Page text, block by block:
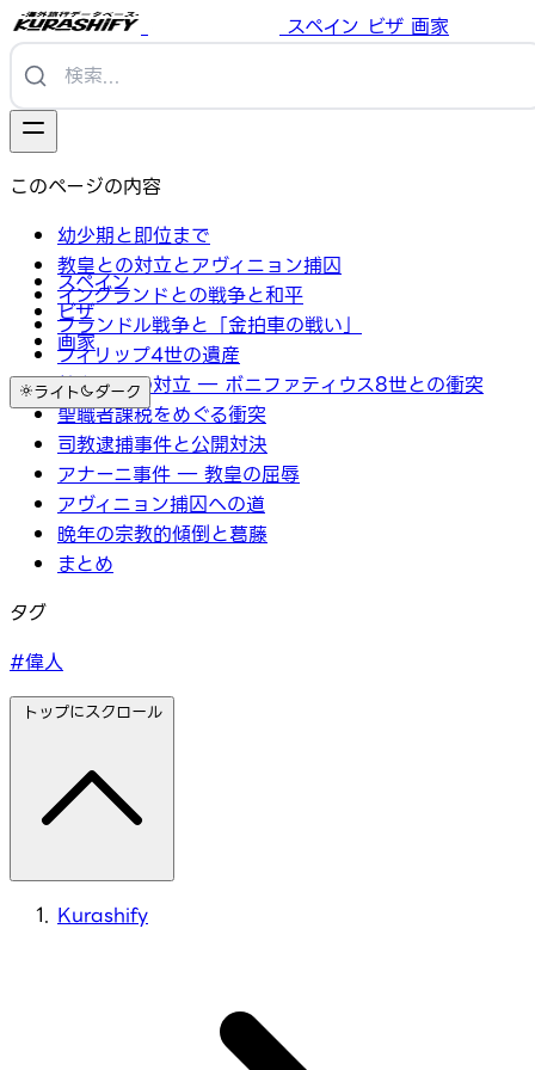
スペイン ビザ 画家
スペイン
ビザ
画家
ライト ダーク
このページの内容
幼少期と即位まで
教皇との対立とアヴィニョン捕囚
イングランドとの戦争と和平
フランドル戦争と「金拍車の戦い」
フィリップ4世の遺産
教皇庁との対立 ― ボニファティウス8世との衝突
聖職者課税をめぐる衝突
司教逮捕事件と公開対決
アナーニ事件 ― 教皇の屈辱
アヴィニョン捕囚への道
晩年の宗教的傾倒と葛藤
まとめ
タグ
#偉人
トップにスクロール
Kurashify